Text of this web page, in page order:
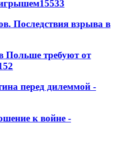
15533
Последствия взрыва в
Польше требуют от
перед дилеммой -
к войне -